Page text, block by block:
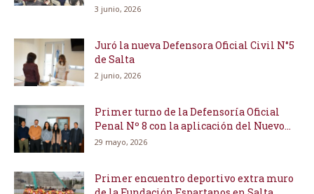
3 junio, 2026
Juró la nueva Defensora Oficial Civil N°5
de Salta
2 junio, 2026
Primer turno de la Defensoría Oficial
Penal Nº 8 con la aplicación del Nuevo...
29 mayo, 2026
Primer encuentro deportivo extra muro